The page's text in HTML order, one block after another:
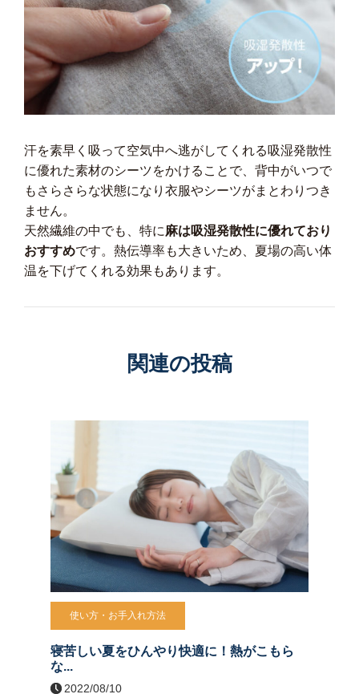
汗を素早く吸って空気中へ逃がしてくれる吸湿発散性
に優れた素材のシーツをかけることで、背中がいつで
もさらさらな状態になり衣服やシーツがまとわりつき
ません。
天然繊維の中でも、特に麻は吸湿発散性に優れており
おすすめです。熱伝導率も大きいため、夏場の高い体
温を下げてくれる効果もあります。
関連の投稿
使い方・お手入れ方法
寝苦しい夏をひんやり快適に！熱がこもら
な...
2022/08/10